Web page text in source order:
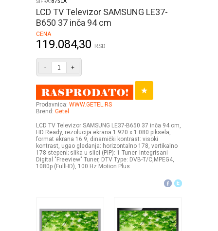
ŠIFRA:8750A
LCD TV Televizor SAMSUNG LE37-
B650 37 inča 94 cm
CENA
119.084,30 RSD
- +
Prodavnica: WWW.GETEL.RS
Brend: Getel
LCD TV Televizor SAMSUNG LE37-B650 37 inča 94 cm,
HD Ready, rezolucija ekrana 1.920 x 1.080 piksela,
format ekrana 16:9, dinamički kontrast: visoki
kontrast, ugao gledanja: horizontalno 178, vertikalno
178 stepeni; slika u slici (PIP): 1 Tuner. Integrisani
Digital "Freeview" Tuner, DTV Type: DVB-T/C,MPEG4,
1080p (FullHD), 100 Hz Motion Plus